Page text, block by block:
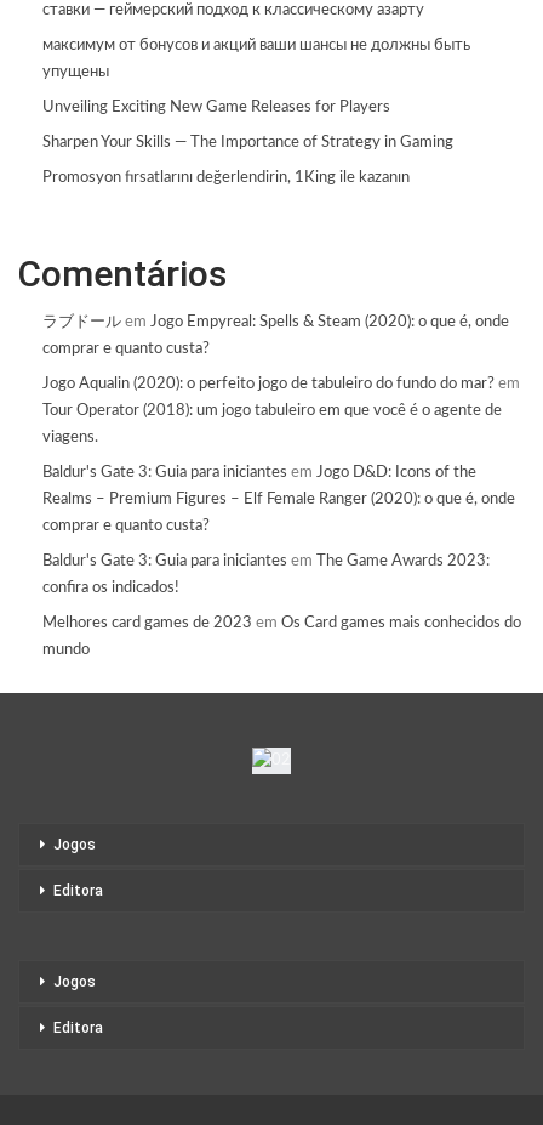
ставки — геймерский подход к классическому азарту
максимум от бонусов и акций ваши шансы не должны быть
упущены
Unveiling Exciting New Game Releases for Players
Sharpen Your Skills — The Importance of Strategy in Gaming
Promosyon fırsatlarını değerlendirin, 1King ile kazanın
Comentários
ラブドール em Jogo Empyreal: Spells & Steam (2020): o que é, onde
comprar e quanto custa?
Jogo Aqualin (2020): o perfeito jogo de tabuleiro do fundo do mar? em
Tour Operator (2018): um jogo tabuleiro em que você é o agente de
viagens.
Baldur's Gate 3: Guia para iniciantes em Jogo D&D: Icons of the
Realms – Premium Figures – Elf Female Ranger (2020): o que é, onde
comprar e quanto custa?
Baldur's Gate 3: Guia para iniciantes em
The Game Awards 2023:
confira os indicados!
Melhores card games de 2023 em Os Card games mais conhecidos do
mundo
Jogos
Editora
Jogos
Editora